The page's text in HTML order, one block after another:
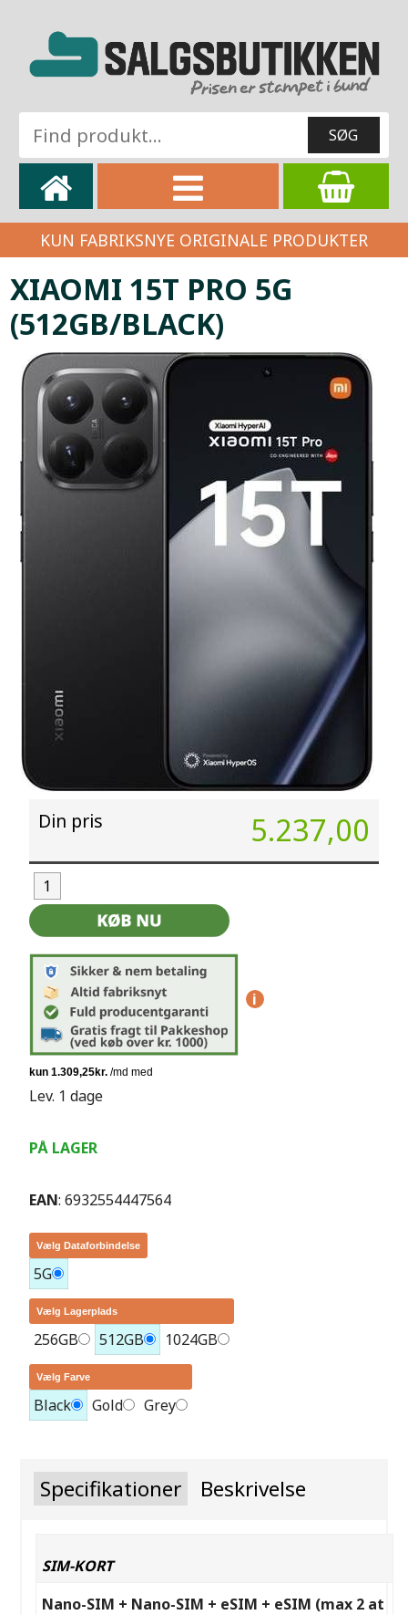
KUN FABRIKSNYE ORIGINALE PRODUKTER
XIAOMI 15T PRO 5G
(512GB/BLACK)
Din pris 5.237,00
i
Lev. 1 dage
PÅ LAGER
EAN: 6932554447564
Vælg Dataforbindelse
5G
Vælg Lagerplads
256GB 512GB 1024GB
Vælg Farve
Black Gold Grey
Specifikationer Beskrivelse
SIM-KORT
Nano-SIM + Nano-SIM + eSIM + eSIM (max 2 at